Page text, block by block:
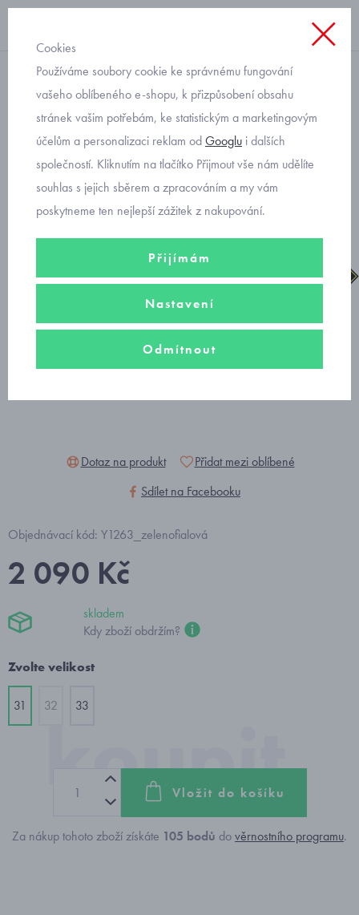
dívčí
Superfit dívčí botasky
Cooper Gore-tex 1-006411-
7500
Dotaz na produkt
Přidat mezi oblíbené
Sdílet na Facebooku
Objednávací kód: Y1263_zelenofialová
2 090 Kč
skladem
Kdy zboží obdržím?
Zvolte velikost
31 32 33
Vložit do košíku
Za nákup tohoto zboží získáte 105 bodů dověrnostního programu.
Cookies
Používáme soubory cookie ke správnému fungování
vašeho oblíbeného e-shopu, k přizpůsobení obsahu
stránek vašim potřebám, ke statistickým a marketingovým
účelům a personalizaci reklam odGooglu i dalších
společností. Kliknutím na tlačítko Přijmout vše nám udělíte
souhlas s jejich sběrem a zpracováním a my vám
poskytneme ten nejlepší zážitek z nakupování.
Přijímám
Nastavení
Odmítnout